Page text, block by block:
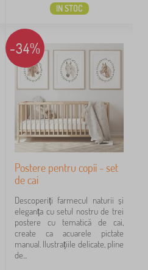
IN STOC
-34%
Postere pentru copii - set
de cai
Descoperiți farmecul naturii și
eleganța cu setul nostru de trei
postere cu tematică de cai,
create ca acuarele pictate
manual. Ilustrațiile delicate, pline
de...